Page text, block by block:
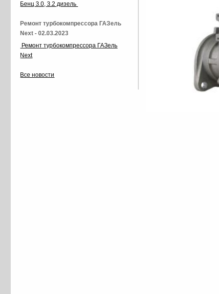
Бенц 3.0, 3.2 дизель
Ремонт турбокомпрессора ГАЗель
Next - 02.03.2023
Ремонт турбокомпрессора ГАЗель
Next
Все новости